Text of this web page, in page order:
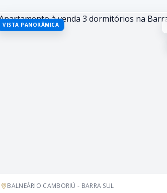
VISTA PANORÂMICA
BALNEÁRIO CAMBORIÚ - BARRA SUL